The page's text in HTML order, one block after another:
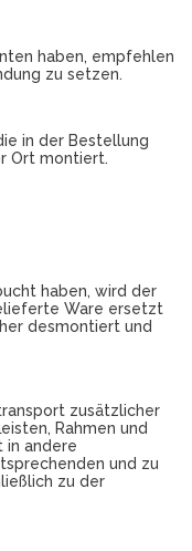
haben, empfehlen
zu setzen.
in der Bestellung
Ort montiert.
haben, wird der
Ware ersetzt
desmontiert und
zusätzlicher
Rahmen und
in andere
und zu
zu der